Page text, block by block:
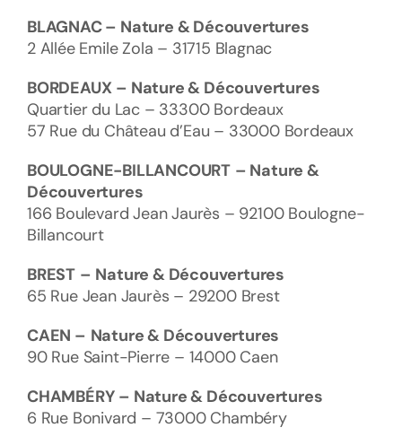
BLAGNAC – Nature & Découvertures
2 Allée Emile Zola – 31715 Blagnac
BORDEAUX – Nature & Découvertures
Quartier du Lac – 33300 Bordeaux
57 Rue du Château d’Eau – 33000 Bordeaux
BOULOGNE-BILLANCOURT – Nature &
Découvertures
166 Boulevard Jean Jaurès – 92100 Boulogne-
Billancourt
BREST – Nature & Découvertures
65 Rue Jean Jaurès – 29200 Brest
CAEN – Nature & Découvertures
90 Rue Saint-Pierre – 14000 Caen
CHAMBÉRY – Nature & Découvertures
6 Rue Bonivard – 73000 Chambéry